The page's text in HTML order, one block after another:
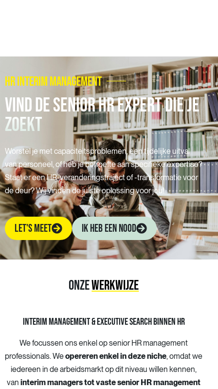
HR INTERIM MANAGEMENT
VIND DE SENIOR HR EXPERTDIE JE
ZOEKT
Worstel je met capaciteitsproblemen, een tijdelijke uitval
van personeel, of heb je behoefte aan specifieke expertise?
Staat er een HR-veranderingstraject of -transformatie voor
de deur? Wij vinden de juiste oplossing voor jou!
LET'S MEET IK HEB EEN NOOD
ONZEWERKWIJZE
INTERIM MANAGEMENT & EXECUTIVE SEARCH BINNEN HR
We focussen ons enkel op senior HR management
professionals. Weopereren enkel in deze niche, omdat we
iedereen in de arbeidsmarkt op dit niveau willen kennen,
vaninterim managers tot vaste senior HR management